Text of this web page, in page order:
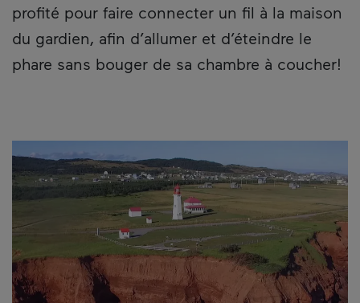
profité pour faire connecter un fil à la maison
du gardien, afin d’allumer et d’éteindre le
phare sans bouger de sa chambre à coucher!